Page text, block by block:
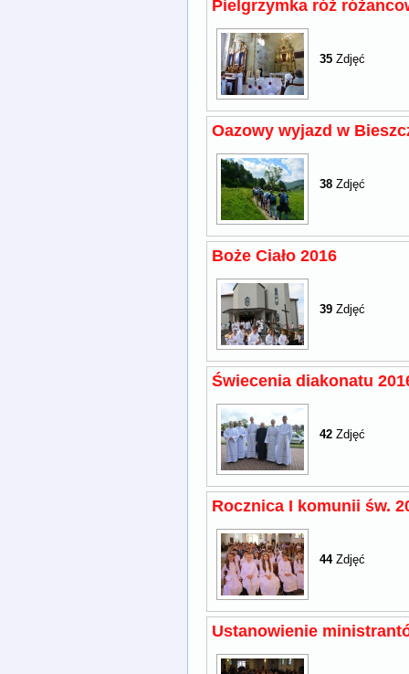
Pielgrzymka róż
35 Zdjęć
Oazowy wyjazd w
38 Zdjęć
Boże Ciało 2016
39 Zdjęć
Świecenia diakonatu
42 Zdjęć
Rocznica I komunii św.
44Zdjęć
Ustanowienie